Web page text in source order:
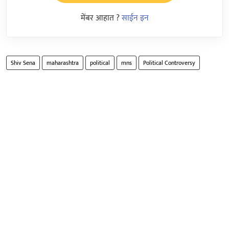
मेंबर आहात ?साईन इन
Shiv Sena maharashtra political mns Political Controversy